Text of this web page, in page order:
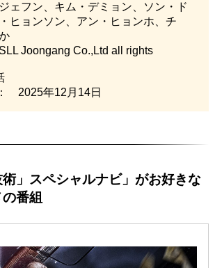
フン、キム・デミョン、ソン・ド
ヒョンソン、アン・ヒョンホ、チ
Joongang Co.,Ltd all rights
2025年12月14日
術」スペシャルナビ」がお好きな
番組